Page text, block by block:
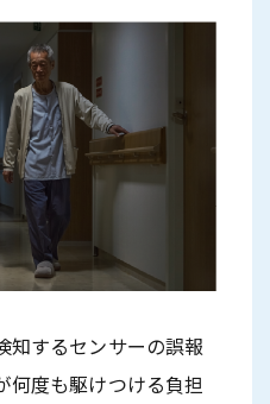
知するセンサーの誤報
何度も駆けつける負担